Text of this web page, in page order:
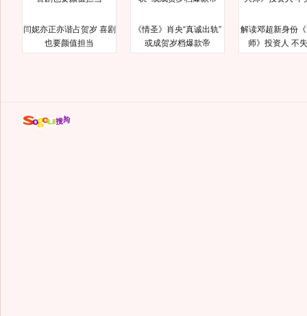
闫妮亦正亦谐占贺岁 喜剧
也要颜值担当
《情圣》肖央“真诚出轨”
或成贺岁档爆款帝
解读邓超新身份
师》投资人 不